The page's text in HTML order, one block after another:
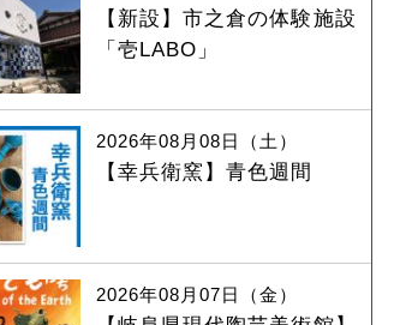
【新設】市之倉の体験施設
「壱LABO」
【幸兵衛窯】青色週間
2026年08月08日（土）
2026年08月07日（金）